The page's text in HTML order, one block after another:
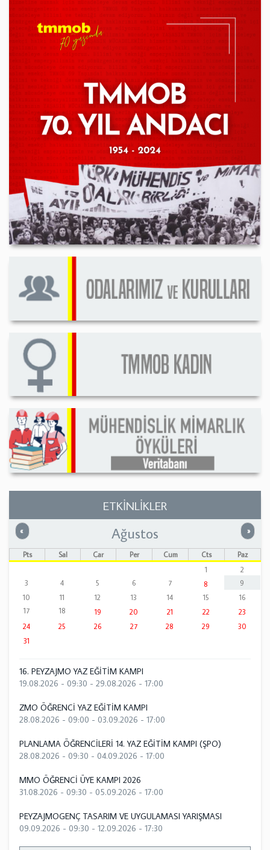
ETKİNLİKLER
« Önceki »
Ağustos
Pts Sal Çar Per Cum Cts
Paz
1
2
3
4 5 6 7 8
9
10
11 12 13 14 15
16
17
18 19 20 21 22
23
24
25 26 27 28 29
30
31
16. PEYZAJMO YAZ EĞİTİM KAMPI
19.08.2026 - 09:30 - 29.08.2026 - 17:00
ZMO ÖĞRENCİ YAZ EĞİTİM KAMPI
28.08.2026 - 09:00 - 03.09.2026 - 17:00
PLANLAMA ÖĞRENCİLERİ 14. YAZ EĞİTİM KAMPI (ŞPO)
28.08.2026 - 09:30 - 04.09.2026 - 17:00
MMO ÖĞRENCİ ÜYE KAMPI 2026
31.08.2026 - 09:30 - 05.09.2026 - 17:00
PEYZAJMOGENÇ TASARIM VE UYGULAMASI YARIŞMASI
09.09.2026 - 09:30 - 12.09.2026 - 17:30